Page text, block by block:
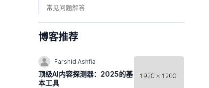
常见问题解答
博客推荐
Farshid Ashfia
顶级AI内容探测器：2025的基
本工具